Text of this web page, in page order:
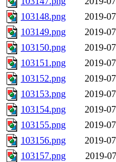
103148.png
2019-
103149.png
2019-
103150.png
2019-
103151.png
2019-
103152.png
2019-
103153.png
2019-
103154.png
2019-
103155.png
2019-
103156.png
2019-
103157.png
2019-